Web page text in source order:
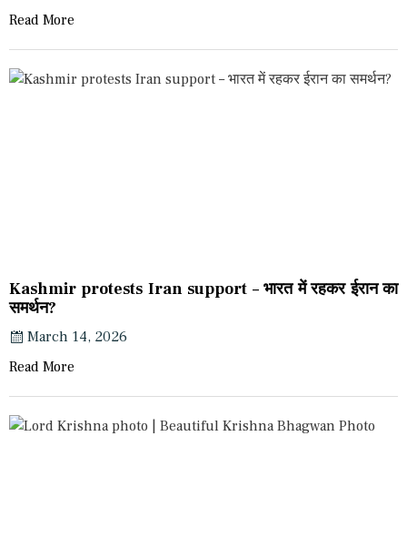
Read More
Kashmir protests Iran support – भारत में रहकर ईरान का
समर्थन?
March 14, 2026
Read More